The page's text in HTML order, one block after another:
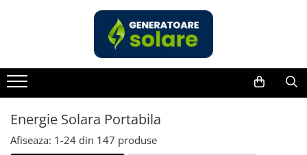
Acasa
Statii de Alimentare Portabile
Pana in 1000W
Intre 1000-2000W
Energie Solara Portabila
Afiseaza: 1-24 din 147 produse